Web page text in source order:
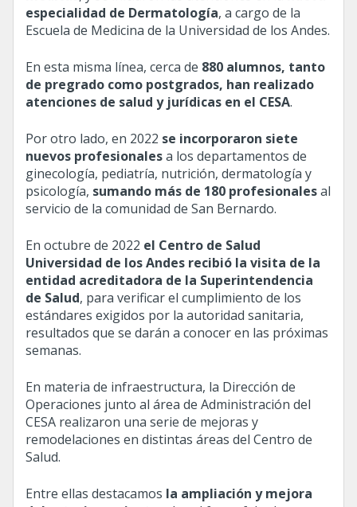
especialidad de Dermatología, a cargo de la
Escuela de Medicina de la Universidad de los Andes.
En esta misma línea, cerca de 880 alumnos, tanto
de pregrado como postgrados, han realizado
atenciones de salud y jurídicas en el CESA.
Por otro lado, en 2022 se incorporaron siete
nuevos profesionalesa los departamentos de
ginecología, pediatría, nutrición, dermatología y
psicología, sumando más de 180 profesionalesal
servicio de la comunidad de San Bernardo.
En octubre de 2022 el Centro de Salud
Universidad de los Andes recibió la visita de la
entidad acreditadora de la Superintendencia
de Salud, para verificar el cumplimiento de los
estándares exigidos por la autoridad sanitaria,
resultados que se darán a conocer en las próximas
semanas.
En materia de infraestructura, la Dirección de
Operaciones junto al área de Administración del
CESA realizaron una serie de mejoras y
remodelaciones en distintas áreas del Centro de
Salud.
Entre ellas destacamos la ampliación y mejora